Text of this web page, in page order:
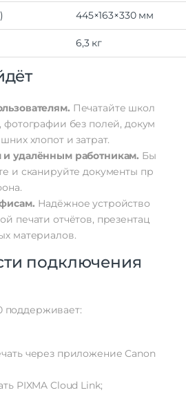
445×163×330мм
6,3кг
Печатайте школ
фотографии без полей, докум
хлопоти затрат.
и удалённымработникам. Бы
и сканируйте документы пр
Надёжное устройство
печати отчётов, презентац
материалов.
подключения
поддерживает:
черезприложение Canon
PIXMA Cloud Link;